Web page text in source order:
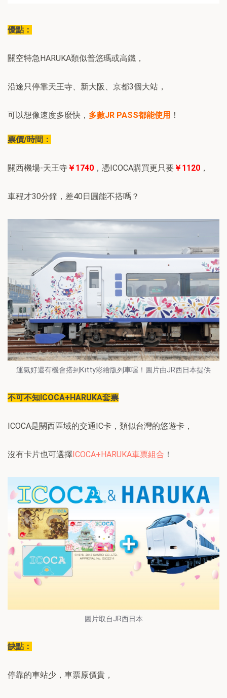
優點：
關空特急HARUKA類似普悠瑪或高鐵，
沿途只停靠天王寺、新大阪、京都3個大站，
可以想像速度多麼快， 多數JR PASS都能使用 ！
票價/時間：
關西機場-天王寺￥1740 ，憑ICOCA購買更只要￥1120 ，
車程才30分鐘，差40日圓能不搭嗎？
運氣好還有機會搭到Kitty彩繪版列車喔！圖片由JR西日本提供
不可不知ICOCA+HARUKA套票
ICOCA是關西區域的交通IC卡，類似台灣的悠遊卡，
沒有卡片也可選擇ICOCA+HARUKA車票組合 ！
圖片取自JR西日本
缺點：
停靠的車站少，車票原價貴，